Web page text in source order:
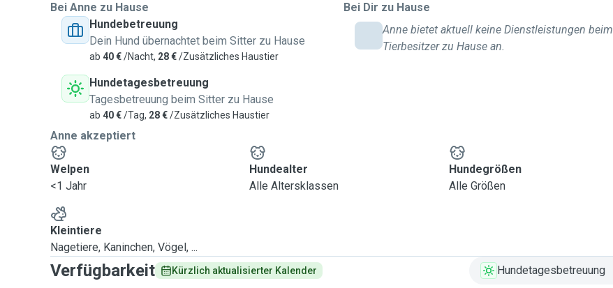
Bei Anne zu Hause
Hundebetreuung
Dein Hund übernachtet beim Sitter zu Hause
ab 40 €/Nacht, 28 €/Zusätzliches Haustier
Hundetagesbetreuung
Tagesbetreuung beim Sitter zu Hause
ab 40 €/Tag, 28 €/Zusätzliches Haustier
Bei Dir zu Hause
Anne bietet aktuell keine Dienstleistungen beim
Tierbesitzer zu Hause an.
Anne akzeptiert
Welpen
<1 Jahr
Hundealter
Alle Altersklassen
Hundegrößen
Alle Größen
Kleintiere
Nagetiere, Kaninchen, Vögel, ...
Verfügbarkeit Kürzlich aktualisierter Kalender Hundetagesbetreuung